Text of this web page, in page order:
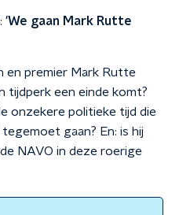
'We gaan Mark Rutte
en premier Mark Rutte
tijdperk een einde komt?
onzekere politieke tijd die
gaan? En: is hij
NAVO in deze roerige